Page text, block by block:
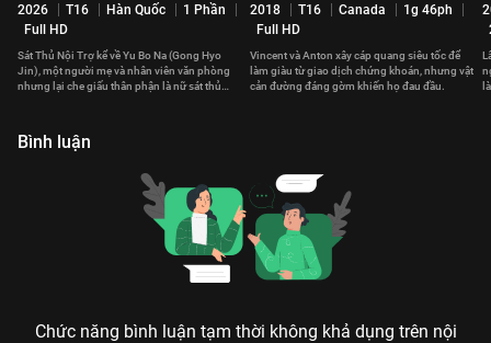
2026 T16 Hàn Quốc
1 Phần
Full HD
Sát Thủ Nội Trợ kể về Yu Bo Na (Gong Hyo
Jin), một người mẹ và nhân viên văn phòng
nhưng lại che giấu thân phận là nữ sát thủ
2018 T16 Canada
1g 46ph
Full HD
Vincent và Anton xây cáp quang siêu tốc để
làm giàu từ giao dịch chứng khoán, nhưng vật
cản đường đáng gờm khiến họ đau đầu.
Bình luận
Chức năng bình luận tạm thời không khả dụng trên nội